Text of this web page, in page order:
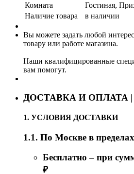
Комната
Гостиная,
Наличие товара
в наличии
Вы можете задать любой
товару или работе магазина.
Наши квалифицированные
вам помогут.
ДОСТАВКА И ОПЛАТА |
1. УСЛОВИЯ ДОСТАВКИ
1.1. По Москве в
Бесплатно – при
₽